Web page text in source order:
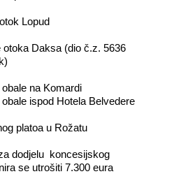
Lopud
otoka Daksa (dio č.z. 5636
na Komardi
ispod Hotela Belvedere
platoa u Rožatu
dodjelu
koncesijskog
se utrošiti 7.300 eura